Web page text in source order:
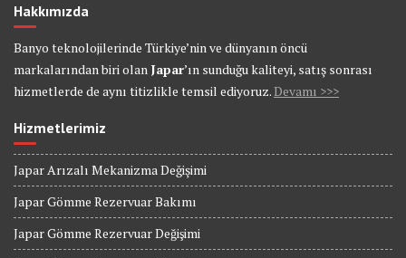
Hakkımızda
Banyo teknolojilerinde Türkiye’nin ve dünyanın öncü
markalarından biri olan Japar’ın sunduğu kaliteyi, satış sonrası
hizmetlerde de aynı titizlikle temsil ediyoruz. Devamı >>>
Hizmetlerimiz
Japar Arızalı Mekanizma Değişimi
Japar Gömme Rezervuar Bakımı
Japar Gömme Rezervuar Değişimi